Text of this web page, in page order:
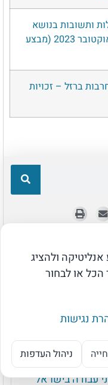
עבודה בישראל
ותשובות בנושא
מצב מיוחד בעורף אוקטובר 2023 (מבצע
ברזל – זכויות
מנוע ה-AI של בקרת שכר
ולהציג
או לבחור
נגישות
ניהול העדפות